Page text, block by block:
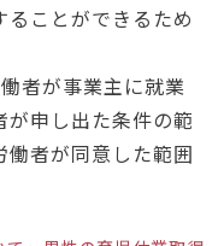
ことができるため
者が事業主に就業
申し出た条件の範
者が同意した範囲